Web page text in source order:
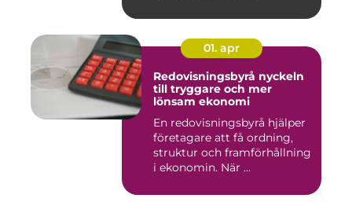
01. apr
Redovisningsbyrå nyckeln
till tryggare och mer
lönsam ekonomi
En redovisningsbyrå hjälper
företagare att få ordning,
struktur och framförhållning
i ekonomin. När ...